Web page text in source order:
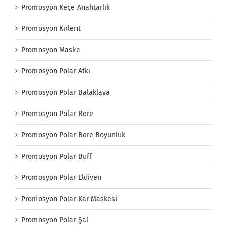
Promosyon Keçe Anahtarlık
Promosyon Kırlent
Promosyon Maske
Promosyon Polar Atkı
Promosyon Polar Balaklava
Promosyon Polar Bere
Promosyon Polar Bere Boyunluk
Promosyon Polar Buff
Promosyon Polar Eldiven
Promosyon Polar Kar Maskesi
Promosyon Polar Şal